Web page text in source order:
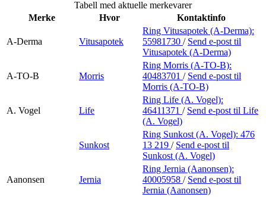
Parkering
Praktisk informasjon
Gavekort
Tabell med aktuelle merkevarer
Merke
Hvor Kontaktinfo
A-Derma Vitusapotek
Ring Vitusapotek (A-Derma):
55981730 / Send e-post til
Vitusapotek (A-Derma)
A-TO-B Morris
Ring Morris (A-TO-B):
40483701 / Send e-post til
Morris (A-TO-B)
A. Vogel Life
Ring Life (A. Vogel):
46411371 / Send e-post til Life
(A. Vogel)
Sunkost
Ring Sunkost (A. Vogel): 476
13 219 / Send e-post til
Sunkost (A. Vogel)
Aanonsen Jernia
Ring Jernia (Aanonsen):
40005958 / Send e-post til
Jernia (Aanonsen)